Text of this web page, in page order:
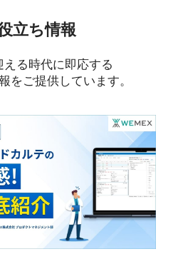
立ち情報
える時代に即応する
をご提供しています。